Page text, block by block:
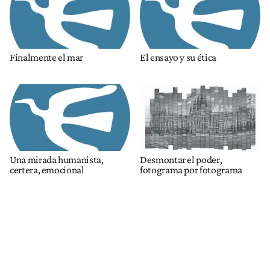
Finalmente el mar El ensayo y su ética
Una mirada humanista,
certera, emocional
Desmontar el poder,
fotograma por fotograma